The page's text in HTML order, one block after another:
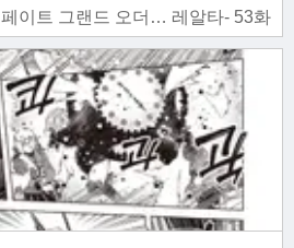
페이트 그랜드 오더… 레알타- 53화